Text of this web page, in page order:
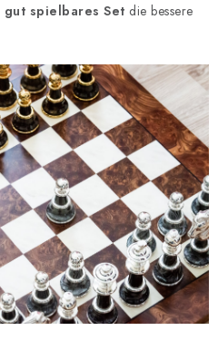
spielbares Set die bessere